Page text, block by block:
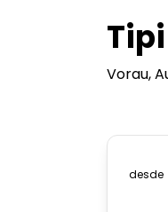
Vorau,
desde